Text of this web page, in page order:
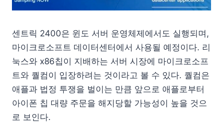
센트릭 2400은 윈도 서버 운영체제에서도 실행되며,
마이크로소프트 데이터센터에서 사용될 예정이다. 리
눅스와 x86칩이 지배하는 서버 시장에 마이크로소프
트와 퀄컴이 입장하려는 것이라고 볼 수 있다. 퀄컴은
애플과 법정 투쟁을 벌이는 만큼 앞으로 애플로부터
아이폰 칩 대량 주문을 해지당할 가능성이 높을 것으
로 보인다.